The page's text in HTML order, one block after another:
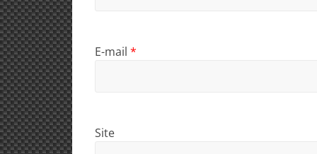
E-mail *
Site